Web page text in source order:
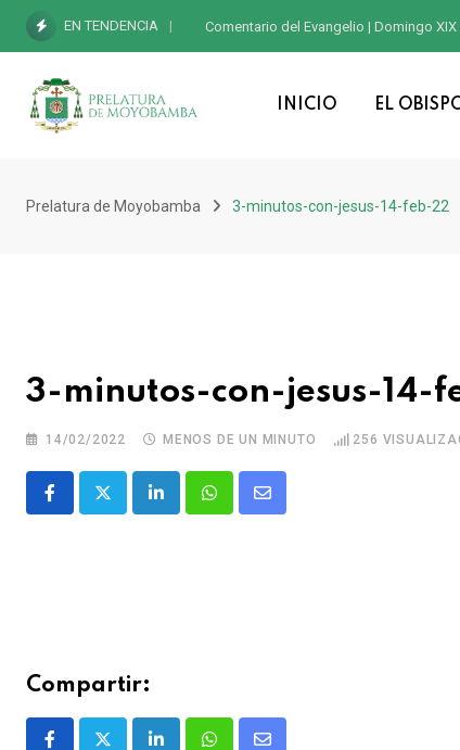
EN TENDENCIA Comentario del Evangelio | Domingo
INICIO EL
Prelatura de Moyobamba 3-minutos-con-jesus-14-feb-22
3-minutos-con-jesus-14-
14/02/2022 MENOS DE UN MINUTO 256
Compartir: